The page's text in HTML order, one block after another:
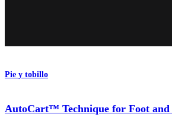
Pie y tobillo
AutoCart™ Technique for Foot and